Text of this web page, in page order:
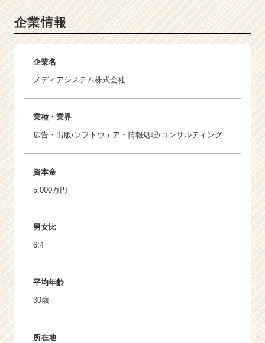
企業情報
企業名
メディアシステム株式会社
業種・業界
広告・出版/ソフトウェア・情報処理/コンサルティング
資本金
5,000万円
男女比
6:4
平均年齢
30歳
所在地